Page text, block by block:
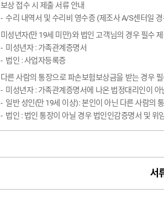
보상 접수 시 제출 서류 안내
수리 내역서 및 수리비 영수증 (제조사 A/S센터일
미성년자(만 19세 미만)와 법인 고객님의 경우 필수
미성년자 : 가족관계증명서
법인 : 사업자등록증
다른 사람의 통장으로 파손보험보상금을 받는 경우
미성년자 : 가족관계증명서에 나온 법정대리인이
일반 성인(만 19세 이상): 본인이 아닌 다른 사람의
법인 : 법인 통장이 아닐 경우 법인인감증명서 및 위
서